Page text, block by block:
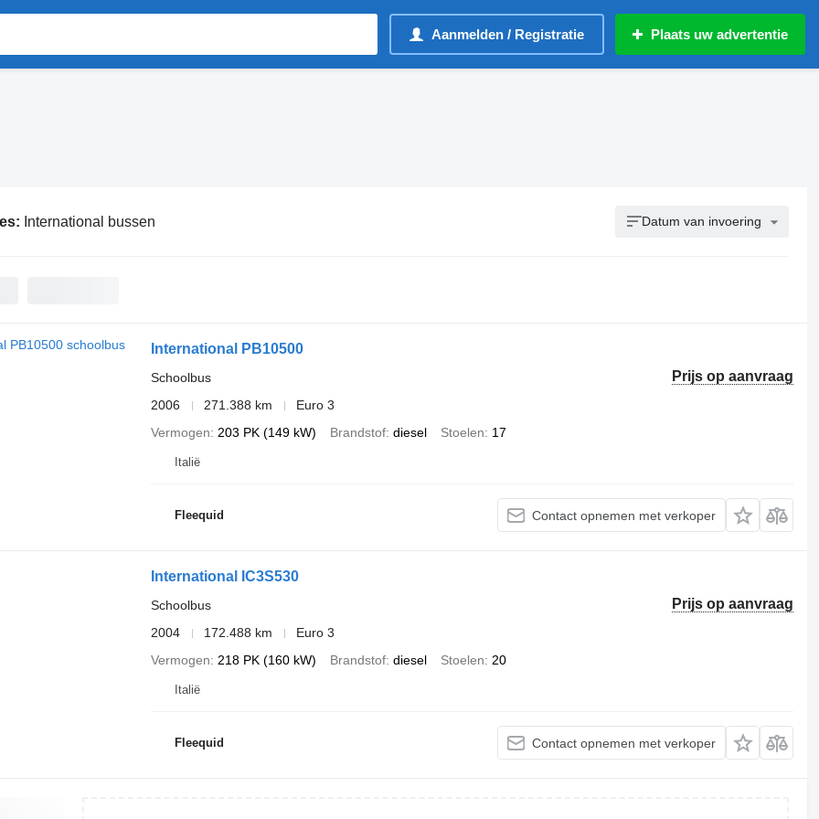
Aanmelden / Registratie Plaats uw advertentie
International bussen Datum van invoering
International PB10500
Prijs op aanvraag
Schoolbus
2006
271.388 km
Euro 3
Vermogen
203 PK (149 kW) Brandstof diesel Stoelen 17
Italië
Fleequid Contact opnemen met verkoper
International IC3S530
Prijs op aanvraag
Schoolbus
2004
172.488 km
Euro 3
Vermogen
218 PK (160 kW) Brandstof diesel Stoelen 20
Italië
Fleequid Contact opnemen met verkoper